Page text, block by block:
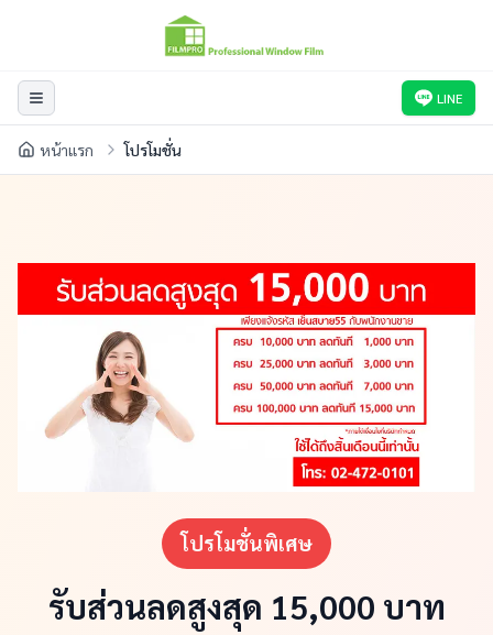
LINE
หน้าแรก โปรโมชั่น
โปรโมชั่นพิเศษ
รับส่วนลดสูงสุด 15,000 บาท